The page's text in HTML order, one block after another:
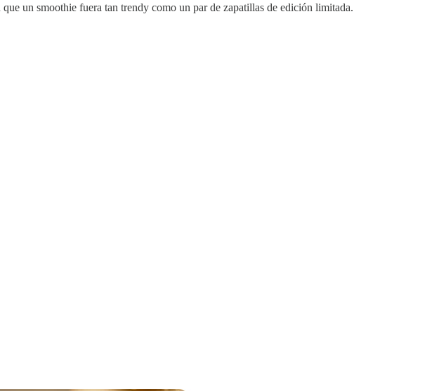
un smoothie fuera tan trendy como un par de zapatillas de edición limitada.